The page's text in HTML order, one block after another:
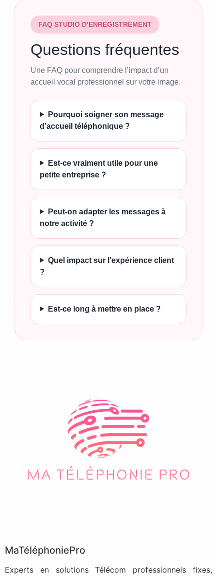
FAQ STUDIO D’ENREGISTREMENT
Questions fréquentes
Une FAQ pour comprendre l’impact d’un
accueil vocal professionnel sur votre image.
Pourquoi soigner son message
d’accueil téléphonique ?
Est-ce vraiment utile pour une
petite entreprise ?
Peut-on adapter les messages à
notre activité ?
Quel impact sur l’expérience client
?
Est-ce long à mettre en place ?
MaTéléphoniePro
Experts en solutions Télécom professionnels fixes,